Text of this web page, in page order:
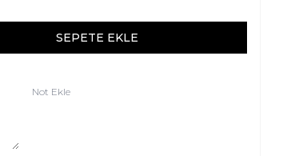
SEPETE EKLE
Not Ekle